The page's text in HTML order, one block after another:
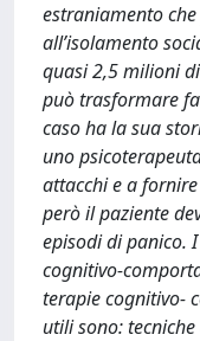
estraniamento
all’isolamento
quasi 2,5 milioni
può trasformare
caso ha la sua
uno
attacchi e a
però il paziente
episodi di panico.
cognitivo-
terapie cognitivo-
utili sono: